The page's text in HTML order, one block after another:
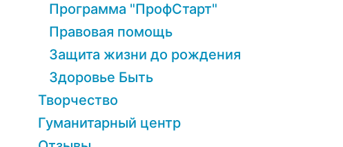
Программа "ПрофСтарт"
Правовая помощь
Защита жизни до рождения
Здоровье Быть
Творчество
Гуманитарный центр